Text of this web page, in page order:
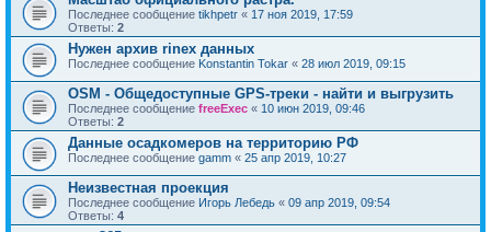
Последнее сообщение tikhpetr « 17 ноя 2019, 17:59
Ответы: 2
Нужен архив rinex данных
Последнее сообщение Konstantin Tokar « 28 июл 2019, 09:15
OSM - Общедоступные GPS-треки - найти и выгрузить
Последнее сообщение freeExec « 10 июн 2019, 09:46
Ответы: 2
Данные осадкомеров на территорию РФ
Последнее сообщение gamm « 25 апр 2019, 10:27
Неизвестная проекция
Последнее сообщение Игорь Лебедь « 09 апр 2019, 09:54
Ответы: 4